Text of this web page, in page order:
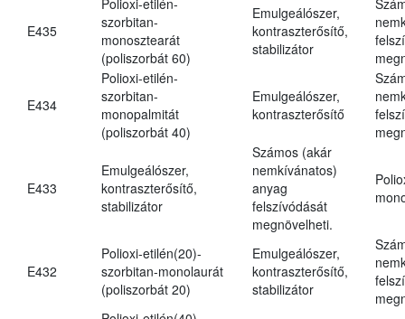
E435
szorbitan-
monosztearát
(poliszorbát 60)
Emulgeálószer,
kontraszterősítő,
stabilizátor
E434
Polioxi-etilén-
szorbitan-
monopalmitát
(poliszorbát 40)
Emulgeálószer,
kontraszterősítő
E433
Emulgeálószer,
kontraszterősítő,
stabilizátor
Számos (akár
nemkívánatos)
anyag
felszívódását
megnövelheti.
E432
Polioxi-etilén(20)-
szorbitan-monolaurát
(poliszorbát 20)
Emulgeálószer,
kontraszterősítő,
stabilizátor